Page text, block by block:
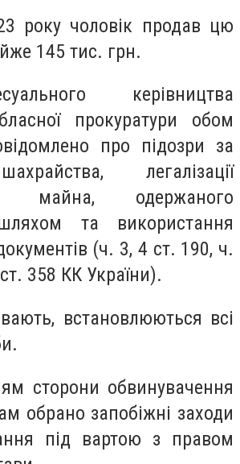
року чоловік продав цю
145 тис. грн.
керівництва
прокуратури обом
про підозри за
легалізації
майна, одержаного
та використання
(ч. 3, 4 ст. 190, ч.
358 КК України).
встановлюються всі
сторони обвинувачення
обрано запобіжні заходи
під вартою з правом